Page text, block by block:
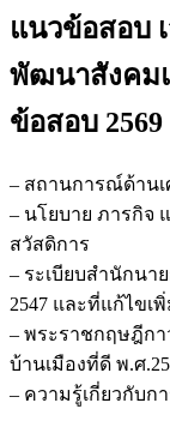
แนวข้อสอบ
พัฒนาสังคม
ข้อสอบ 2569
– สถานการณ์ด้านเ
– นโยบาย ภารกิจ
สวัสดิการ
– ระเบียบสำนักนา
2547 และที่แก้ไขเพิ่
– พระราชกฤษฎีก
บ้านเมืองที่ดี พ.ศ
– ความรู้เกี่ยวกับก